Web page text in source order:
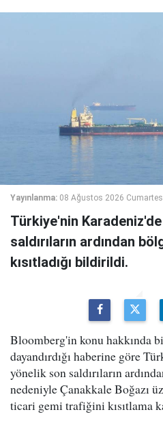
Yayınlanma: 08 Ağustos 2026
Türkiye'nin
saldırıların ardından
kısıtladığı bildirildi.
Bloomberg'in konu hakkında
dayandırdığı haberine göre
yönelik son saldırıların
nedeniyle Çanakkale Boğazı
ticari gemi trafiğini kısıtlama